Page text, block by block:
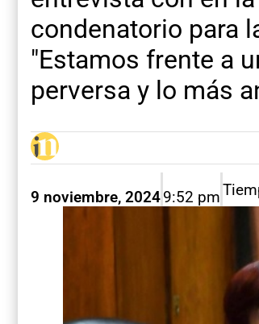
condenatorio para
"Estamos frente a
perversa y lo más
9 noviembre, 20249:52 pm